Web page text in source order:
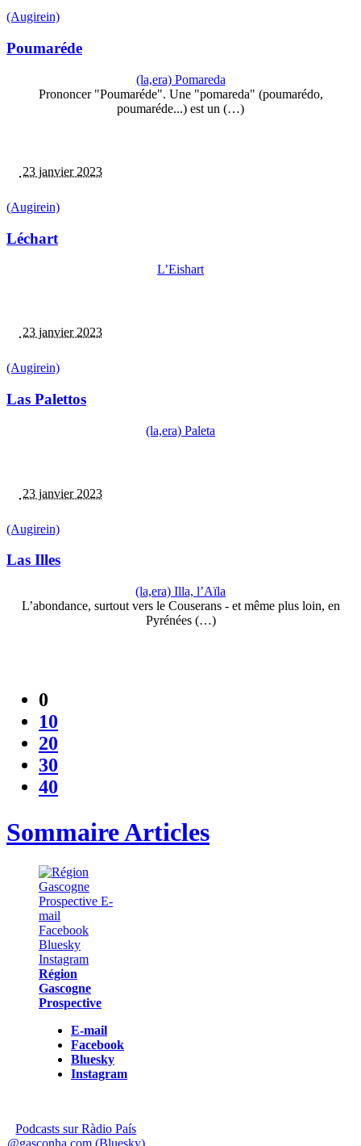
(Augirein)
Poumaréde
(la,era) Pomareda
Prononcer "Poumaréde". Une "pomareda" (poumarédo,
poumaréde...) est un (…)
23 janvier 2023
(Augirein)
Léchart
L’Eishart
23 janvier 2023
(Augirein)
Las Palettos
(la,era) Paleta
23 janvier 2023
(Augirein)
Las Illes
(la,era) Illa, l’Aïla
L’abondance, surtout vers le Couserans - et même plus loin, en
Pyrénées (…)
0
10
20
30
40
Sommaire Articles
Région
Gascogne
Prospective
E-mail
Facebook
Bluesky
Instagram
Podcasts sur Ràdio País
@gasconha.com (Bluesky)